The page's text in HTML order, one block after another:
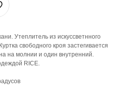
Утеплитель из искуссветнного
свободного кроя застегивается
на молнии и один внутренний.
RICE.